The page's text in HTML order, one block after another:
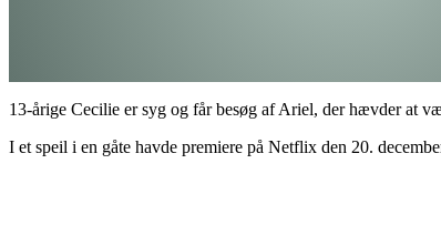
13-årige Cecilie er syg og får besøg af Ariel, der hævder at
I et speil i en gåte havde premiere på Netflix den 20.